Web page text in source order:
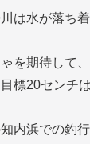
は水が落ち
を期待して
標20センチ
内浜での釣